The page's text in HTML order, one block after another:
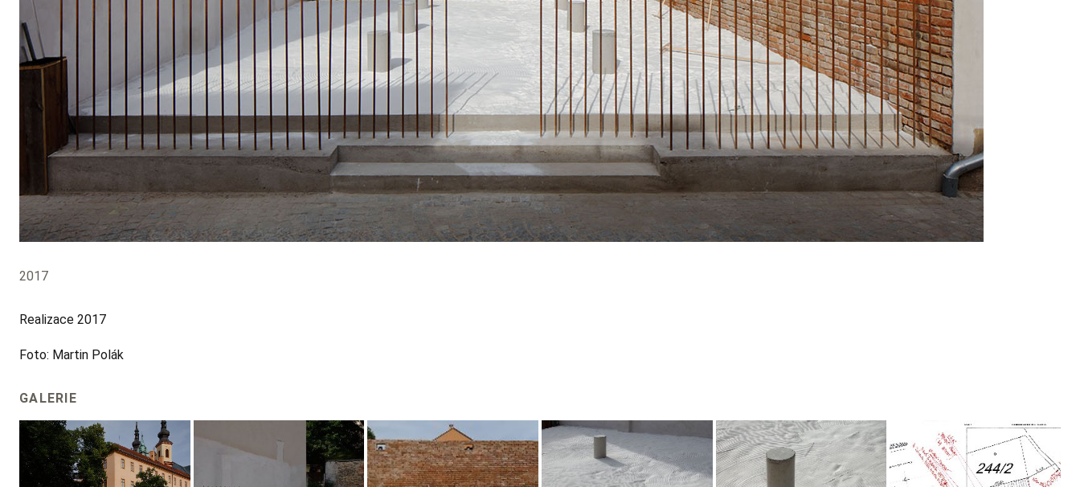
2017
Realizace 2017
Foto: Martin Polák
GALERIE